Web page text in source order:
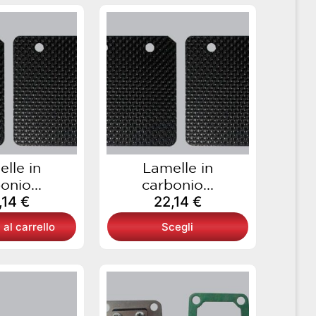
in
€
al carrello
Lamelle in
carbonio...
22,14 €
Scegli
Questo
ha
più
varianti.
Le
opzioni
possono
essere
scelte
nella
pagina
del
prodotto